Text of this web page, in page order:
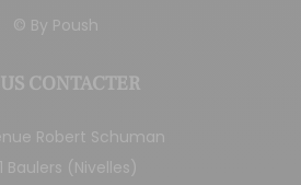
© By Poush
CONTACTER
Robert Schuman
Baulers (Nivelles)